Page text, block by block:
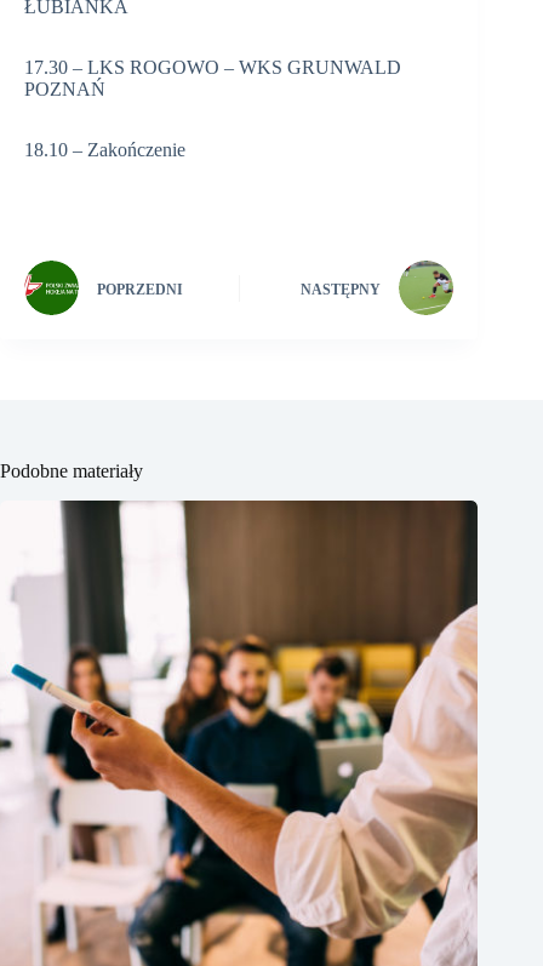
ŁUBIANKA
17.30 – LKS ROGOWO – WKS GRUNWALD
POZNAŃ
18.10 – Zakończenie
POPRZEDNI NASTĘPNY
Podobne materiały